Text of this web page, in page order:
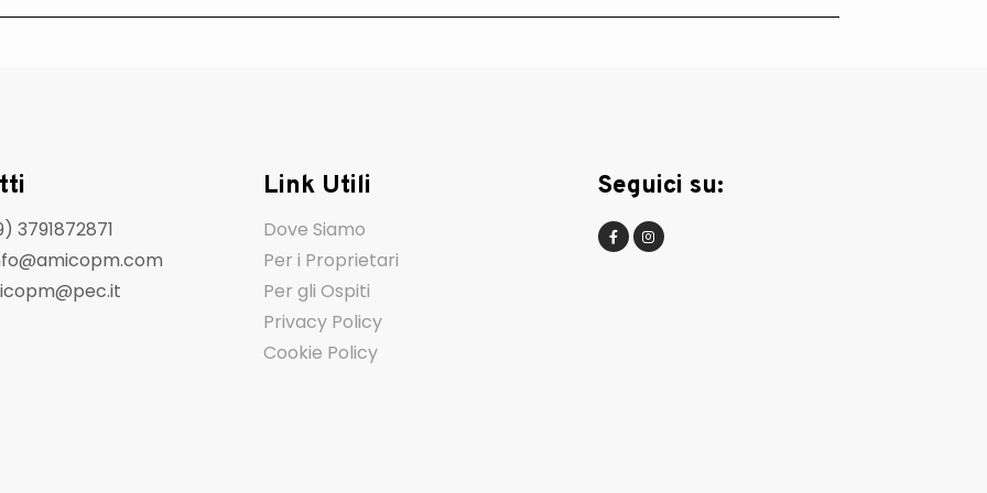
3791872871
Link Utili
Dove Siamo
Per i Proprietari
Per gli Ospiti
Privacy Policy
Cookie Policy
Seguici su: